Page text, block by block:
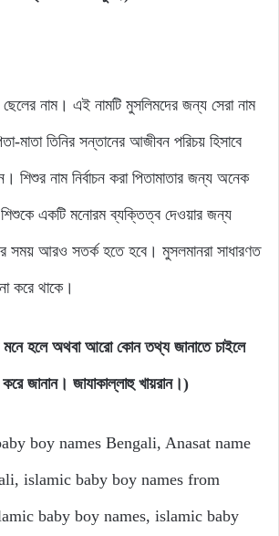
নাম। এই নামটি মুসলিমদের জন্য সেরা নাম
মাতা তিনির সন্তানের আজীবন পরিচয় হিসাবে
শিশুর নাম নির্বাচন করা পিতামাতার জন্য অনেক
শিশুকে একটি মনোরম ব্যক্তিত্ব দেওয়ার জন্য
সময় আরও সতর্ক হতে হবে। মুসলমানরা সাধারণত
করে থাকে।
হলে অথবা আরো কোন তথ্য জানাতে চাইলে
জানান। জাযাকাল্লাহু খায়রান।)
boy names Bengali, Anasat name
islamic baby boy names from
baby boy names, islamic baby